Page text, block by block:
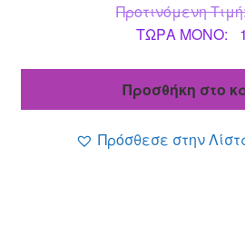
Προτινόμενη
ΤΩΡΑ MONO:
Προσθήκη στο
Πρόσθεσε στην